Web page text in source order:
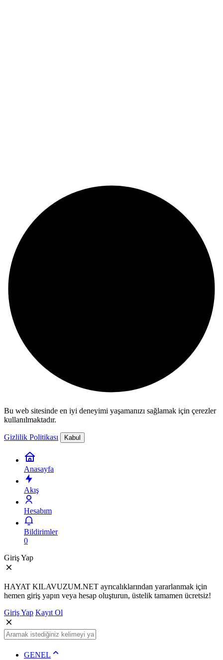
Bu web sitesinde en iyi deneyimi yaşamanızı sağlamak için çerezler
kullanılmaktadır.
Gizlilik Politikası Kabul
Anasayfa
Akış
Hesabım
Bildirimler
0
Giriş Yap
HAYAT KILAVUZUM.NET ayrıcalıklarından yararlanmak için
hemen giriş yapın veya hesap oluşturun, üstelik tamamen ücretsiz!
Giriş Yap Kayıt Ol
GENEL